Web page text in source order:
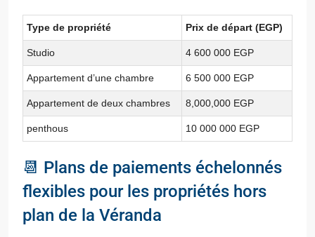
Type de propriété Prix de départ (EGP)
Studio 4 600 000 EGP
Appartement d’une chambre 6 500 000 EGP
Appartement de deux chambres 8,000,000 EGP
penthous 10 000 000 EGP
📆 Plans de paiements échelonnés
flexibles pour les propriétés hors
plan de la Véranda